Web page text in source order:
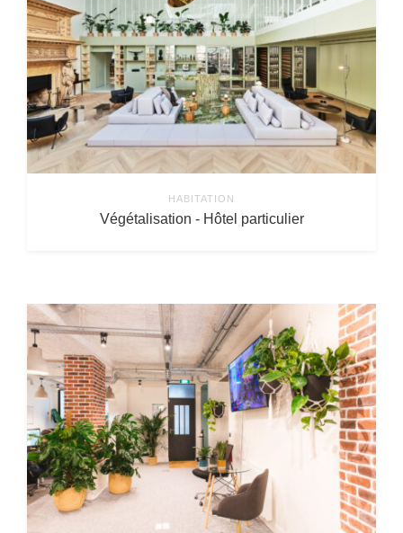
HABITATION
Végétalisation - Hôtel particulier